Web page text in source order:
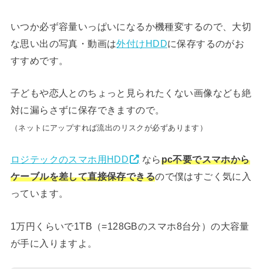
いつか必ず容量いっぱいになるか機種変するので、大切
な思い出の写真・動画は外付けHDDに保存するのがお
すすめです。
子どもや恋人とのちょっと見られたくない画像なども絶
対に漏らさずに保存できますので。
（ネットにアップすれば流出のリスクが必ずあります）
ロジテックのスマホ用HDD ならpc不要でスマホから
ケーブルを差して直接保存できるので僕はすごく気に入
っています。
1万円くらいで1TB（=128GBのスマホ8台分）の大容量
が手に入りますよ。